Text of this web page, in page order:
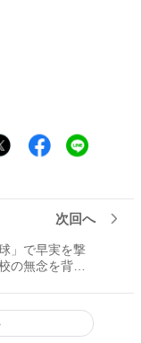
次回へ
」で早実を撃
の無念を背負
点